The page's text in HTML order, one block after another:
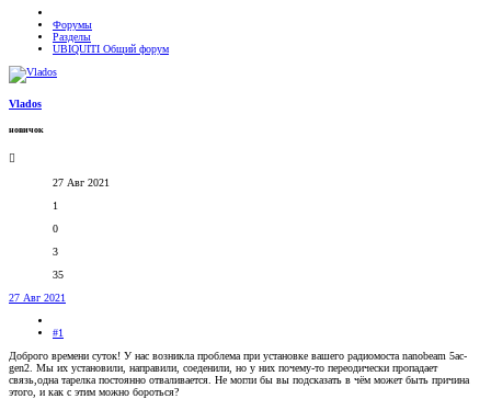
Форумы
Разделы
UBIQUITI Общий форум
Vlados
новичок
27 Авг 2021
1
0
3
35
27 Авг 2021
#1
Доброго времени суток! У нас возникла проблема при установке вашего радиомоста nanobeam 5ac-
gen2. Мы их установили, направили, соеденили, но у них почему-то переодически пропадает
связь,одна тарелка постоянно отваливается. Не могли бы вы подсказать в чём может быть причина
этого, и как с этим можно бороться?